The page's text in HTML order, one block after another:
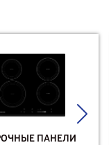
ПАНЕЛИ